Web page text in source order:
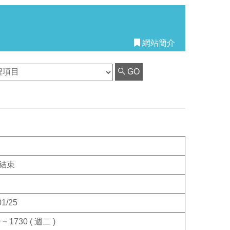
網站簡介
GO
束
25
~ 1730 ( 週二 )